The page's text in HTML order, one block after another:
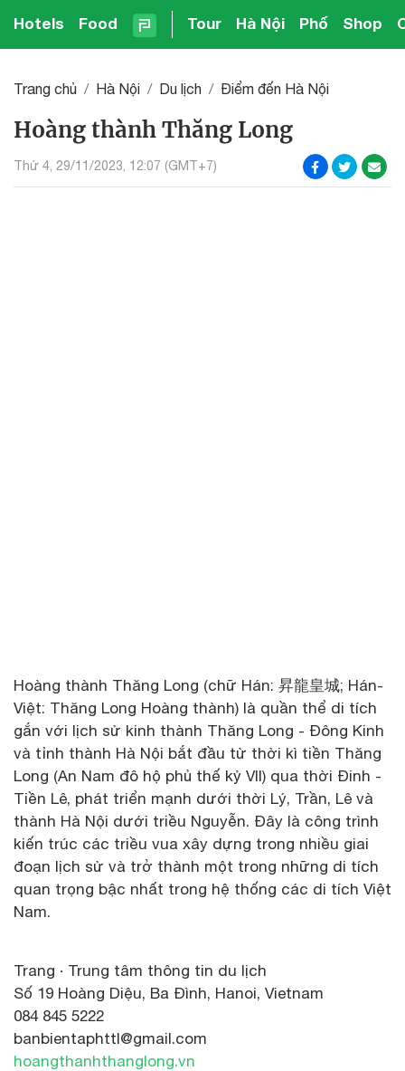
Hotels Food Tour Hà Nội Phố Shop
Trang chủ Hà Nội Du lịch Điểm đến Hà Nội
Hoàng thành Thăng Long
Thứ 4, 29/11/2023, 12:07 (GMT+7)
Hoàng thành Thăng Long (chữ Hán: 昇龍皇城; Hán-
Việt: Thăng Long Hoàng thành) là quần thể di tích
gắn với lịch sử kinh thành Thăng Long - Đông Kinh
và tỉnh thành Hà Nội bắt đầu từ thời kì tiền Thăng
Long (An Nam đô hộ phủ thế kỷ VII) qua thời Đinh -
Tiền Lê, phát triển mạnh dưới thời Lý, Trần, Lê và
thành Hà Nội dưới triều Nguyễn. Đây là công trình
kiến trúc các triều vua xây dựng trong nhiều giai
đoạn lịch sử và trở thành một trong những di tích
quan trọng bậc nhất trong hệ thống các di tích Việt
Nam.
Trang · Trung tâm thông tin du lịch
Số 19 Hoàng Diệu, Ba Đình, Hanoi, Vietnam
084 845 5222
banbientaphttl@gmail.com
hoangthanhthanglong.vn